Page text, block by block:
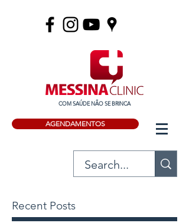
COM SAÚDE NÃO SE BRINCA
AGENDAMENTOS
Recent Posts